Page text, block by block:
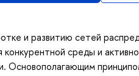
и развитию сетей
среды и
Основополагающим